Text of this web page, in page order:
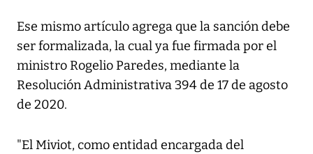
Ese mismo artículo agrega que la sanción debe
ser formalizada, la cual ya fue firmada por el
ministro Rogelio Paredes, mediante la
Resolución Administrativa 394 de 17 de agosto
de 2020.
"El Miviot, como entidad encargada del